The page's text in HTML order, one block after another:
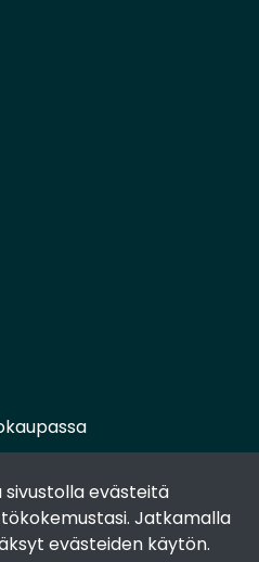
evästeitä
Jatkamalla
evästeiden käytön.